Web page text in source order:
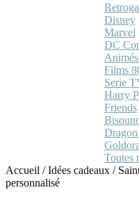
Disney
Marvel
DC
Films
Serie
Harry
Friends
Toutes
Accueil /Idées cadeaux /
personnalisé